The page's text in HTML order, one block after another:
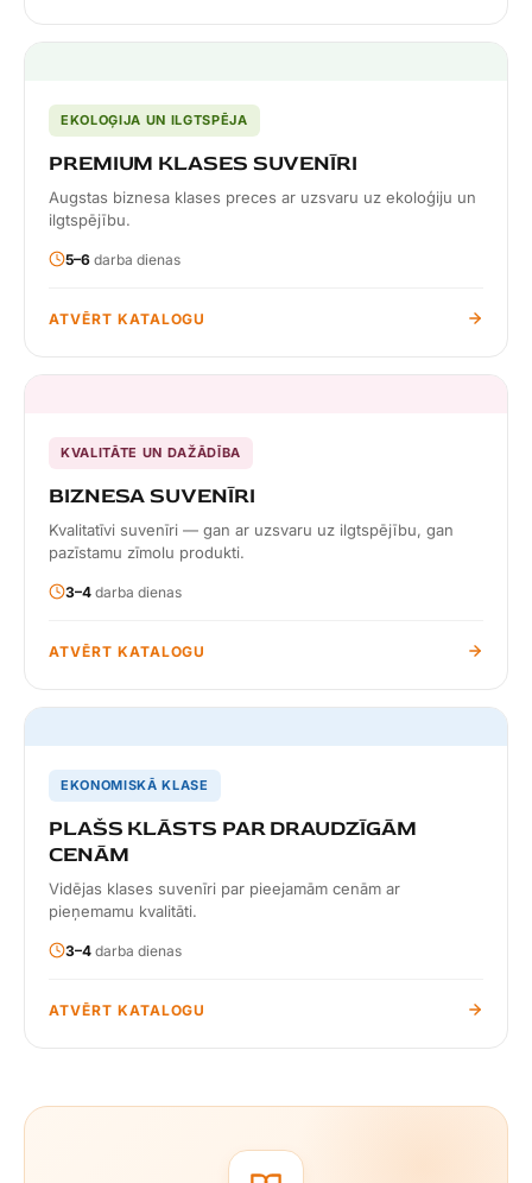
EKOLOĢIJA UN ILGTSPĒJA
PREMIUM KLASES SUVENĪRI
Augstas biznesa klases preces ar uzsvaru uz ekoloģiju un
ilgtspējību.
5–6 darba dienas
ATVĒRT KATALOGU
KVALITĀTE UN DAŽĀDĪBA
BIZNESA SUVENĪRI
Kvalitatīvi suvenīri — gan ar uzsvaru uz ilgtspējību, gan
pazīstamu zīmolu produkti.
3–4 darba dienas
ATVĒRT KATALOGU
EKONOMISKĀ KLASE
PLAŠS KLĀSTS PAR DRAUDZĪGĀM
CENĀM
Vidējas klases suvenīri par pieejamām cenām ar
pieņemamu kvalitāti.
3–4 darba dienas
ATVĒRT KATALOGU